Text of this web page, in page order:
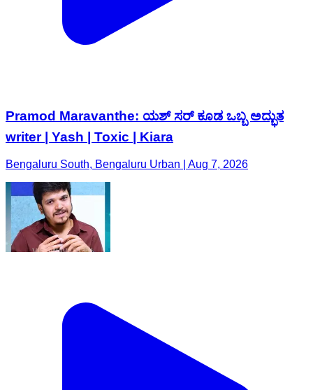
Pramod Maravanthe: ಯಶ್‌ ಸರ್‌ ಕೂಡ ಒಬ್ಬ ಅದ್ಭುತ
writer | Yash | Toxic | Kiara
Bengaluru South, Bengaluru Urban | Aug 7, 2026